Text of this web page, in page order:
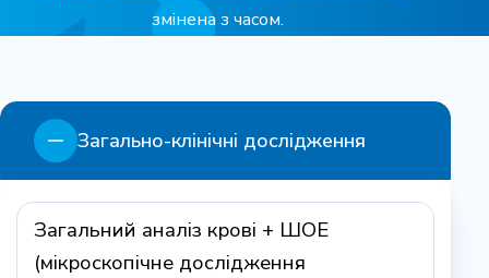
змінена з часом.
Загально-клінічні дослідження
Загальний аналіз крові + ШОЕ
(мікроскопічне дослідження